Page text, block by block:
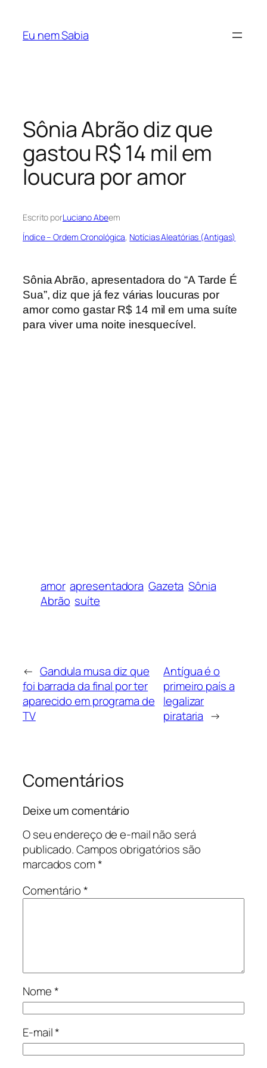
Eu nem Sabia
Sônia Abrão diz que
gastou R$ 14 mil em
loucura por amor
Escrito porLuciano Abeem
Índice – Ordem Cronológica, Notícias Aleatórias (Antigas)
Sônia Abrão, apresentadora do “A Tarde É
Sua”, diz que já fez várias loucuras por
amor como gastar R$ 14 mil em uma suíte
para viver uma noite inesquecível.
amor apresentadora Gazeta Sônia
Abrão suíte
← Gandula musa diz que
foi barrada da final por ter
aparecido em programa de
TV
Antígua é o
primeiro país a
legalizar
pirataria →
Comentários
Deixe um comentário
O seu endereço de e-mail não será
publicado.Campos obrigatórios são
marcados com*
Comentário*
Nome*
E-mail*